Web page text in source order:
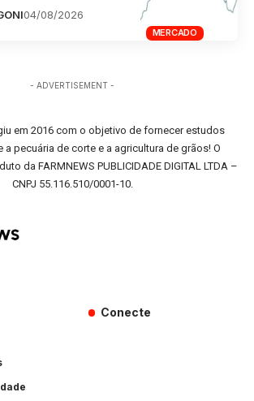
MERCADO
04/08/2026
- ADVERTISEMENT -
em 2016 com o objetivo de fornecer estudos
a pecuária de corte e a agricultura de grãos! O
da FARMNEWS PUBLICIDADE DIGITAL LTDA –
CNPJ 55.116.510/0001-10.
Conecte